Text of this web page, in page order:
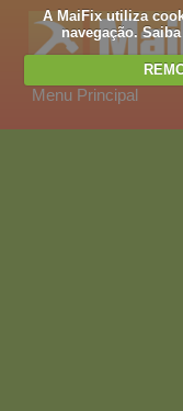
A MaiFix utiliza
navegação.
Menu Principal